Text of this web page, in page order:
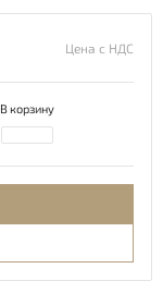
Цена с НДС
В корзину